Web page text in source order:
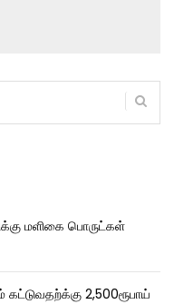
மளிகை பொருட்கள்
2,500ரூபாய்